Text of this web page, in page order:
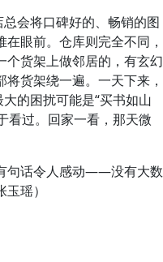
会将口碑好的、畅销的图
眼前。仓库则完全不同，
个货架上做邻居的，有玄幻
货架绕一遍。一天下来，
的困扰可能是“买书如山
看过。回家一看，那天微
句话令人感动——没有大数
瑶）